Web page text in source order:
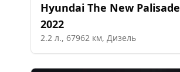
Hyundai The New Palisade
2022
2.2 л., 67962 км, Дизель